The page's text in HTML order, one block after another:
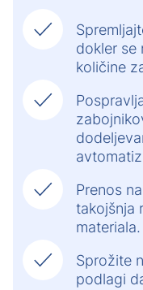
dokler se
količine
Prenos
takojšnja
materiala.
Sprožite
podlagi